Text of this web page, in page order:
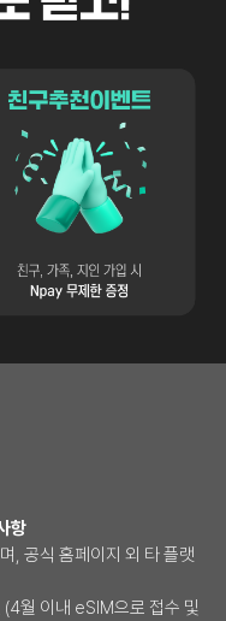
항
, 공식 홈페이지 외 타 플랫
월 이내 eSIM으로 접수 및